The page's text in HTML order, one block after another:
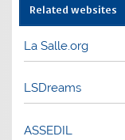
Related websites
La Salle.org
LSDreams
ASSEDIL